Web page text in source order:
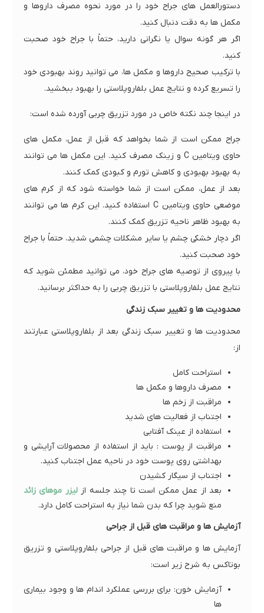
دستورالعمل های جراح خود را در مورد نحوه مصرف داروها و
مکمل ها به دقت دنبال کنید.
اگر هر گونه سوال یا نگرانی دارید، حتماً با جراح خود صحبت
کنید.
با ترکیب صحیح داروها و مکمل ها، می توانید روند بهبودی خود
را تسریع کرده و نتایج عمل بلفاروپلاستی را بهبود ببخشید.
در اینجا چند نکته خاص در مورد تزریق چربی آورده شده است:
جراح ممکن است از شما بخواهد که قبل از عمل، مکمل های
حاوی ویتامین C و زینک مصرف کنید. این مکمل ها می توانند
به بهبود بهبودی و کاهش تورم و کبودی کمک کنند.
بعد از عمل، ممکن است از شما خواسته شود که از کرم های
موضعی حاوی ویتامین C استفاده کنید. این کرم ها می توانند
به بهبود ظاهر ناحیه تزریق کمک کنند.
اگر دچار خشکی چشم یا سایر مشکلات چشمی شدید، حتماً با جراح
خود صحبت کنید.
با پیروی از توصیه های جراح خود، می توانید مطمئن شوید که
نتایج عمل بلفاروپلاستی با تزریق چربی را به حداکثر برسانید.
محدودیت‌ ها و تغییر سبک زندگی
محدودیت ها و تغییر سبک زندگی بعد از بلفاروپلاستی عبارتند
از:
استراحت کامل
مصرف داروها و مکمل ها
مراقبت از زخم ها
اجتناب از فعالیت های شدید
استفاده از عینک آفتابی
مراقبت از پوست : باید از استفاده از محصولات آرایشی و
بهداشتی روی پوست خود در ناحیه عمل اجتناب کنید.
اجتناب از سیگار کشیدن
بعد از عمل ممکن است تا چند جلسه ازلیزر موهای زائد
منع شوید چرا که بدن شما نیاز به استراحت کامل دارد.
آزمایش‌ ها و مراقبت‌ های قبل از جراحی
آزمایش ها و مراقبت های قبل از جراحی بلفاروپلاستی و تزریق
بوتاکس به شرح زیر است:
آزمایش خون: برای بررسی عملکرد اندام ها و وجود بیماری
ها